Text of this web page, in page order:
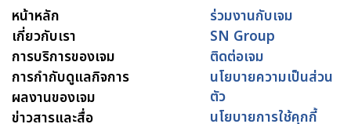
หน้าหลัก
เกี่ยวกับเรา
การบริการของเจม
การกำกับดูแลกิจการ
ผลงานของเจม
ข่าวสารและสื่อ
ร่วมงานกับเจม
SN Group
ติดต่อเจม
นโยบายความเป็นส่วน
ตัว
นโยบายการใช้คุกกี้